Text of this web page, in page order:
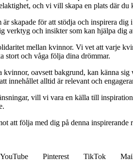
och vi vill skapa en plats där du
skapade för att stödja och inspirera
verktyg och insikter som kan hjälpa dig
mellan kvinnor. Vi vet att varje
stort och våga följa dina drömmar.
oavsett bakgrund, kan känna
innehållet alltid är relevant och
vill vi vara en källa till
att följa med dig på denna
YouTube Pinterest TikTok